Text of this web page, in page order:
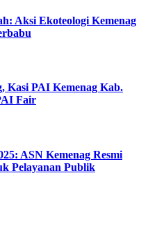
Aksi Ekoteologi Kemenag
Kasi PAI Kemenag Kab.
Fair
ASN Kemenag Resmi
Pelayanan Publik